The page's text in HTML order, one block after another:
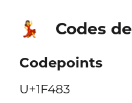
💃 Codes
Codepoints
U+1F483